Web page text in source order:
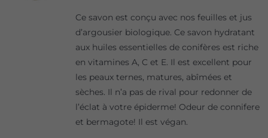
Ce savon est conçu avec nos feuilles et jus
d’argousier biologique. Ce savon hydratant
aux huiles essentielles de conifères est riche
en vitamines A, C et E. Il est excellent pour
les peaux ternes, matures, abîmées et
sèches. Il n’a pas de rival pour redonner de
l’éclat à votre épiderme! Odeur de connifere
et bermagote! Il est végan.